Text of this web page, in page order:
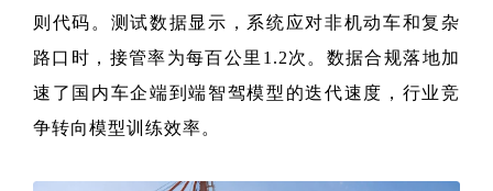
则代码。测试数据显示，系统应对非机动车和复杂
路口时，接管率为每百公里1.2次。数据合规落地加
速了国内车企端到端智驾模型的迭代速度，行业竞
争转向模型训练效率。